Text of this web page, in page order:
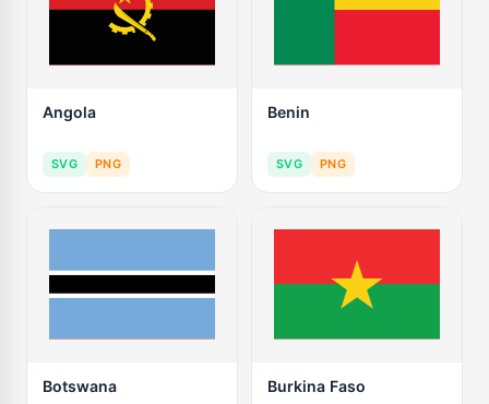
Angola
SVG PNG
Benin
SVG PNG
Botswana Burkina Faso